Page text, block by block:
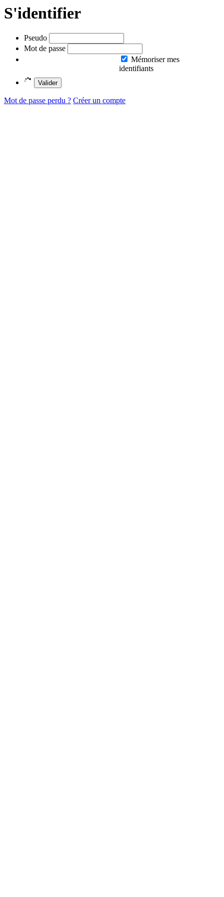
S'identifier
Pseudo
Mot de passe
Mémoriser mes
identifiants
Valider
Mot de passe perdu ? Créer un compte